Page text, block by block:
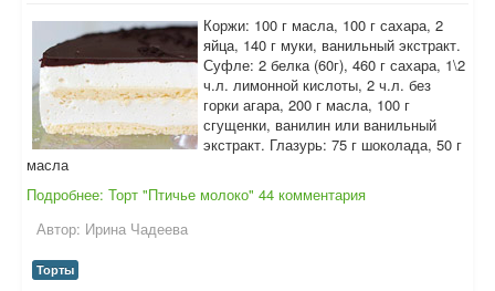
Коржи: 100 г масла, 100 г сахара, 2
яйца, 140 г муки, ванильный экстракт.
Суфле: 2 белка (60г), 460 г сахара, 1\2
ч.л. лимонной кислоты, 2 ч.л. без
горки агара, 200 г масла, 100 г
сгущенки, ванилин или ванильный
экстракт. Глазурь: 75 г шоколада, 50 г
масла
Подробнее: Торт "Птичье молоко" 44 комментария
Автор: Ирина Чадеева
Торты